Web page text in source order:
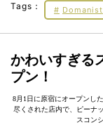
Tags： Domanist
かわいすぎる
プン！
8月1日に原宿にオープンし
尽くされた店内で、ピーナ
スコン